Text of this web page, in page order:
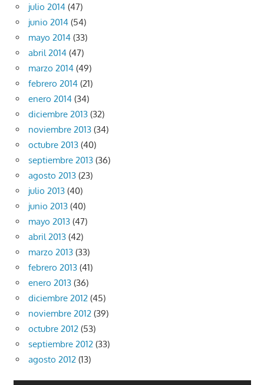
julio 2014 (47)
junio 2014 (54)
mayo 2014 (33)
abril 2014 (47)
marzo 2014 (49)
febrero 2014 (21)
enero 2014 (34)
diciembre 2013 (32)
noviembre 2013 (34)
octubre 2013 (40)
septiembre 2013 (36)
agosto 2013 (23)
julio 2013 (40)
junio 2013 (40)
mayo 2013 (47)
abril 2013 (42)
marzo 2013 (33)
febrero 2013 (41)
enero 2013 (36)
diciembre 2012 (45)
noviembre 2012 (39)
octubre 2012 (53)
septiembre 2012 (33)
agosto 2012 (13)